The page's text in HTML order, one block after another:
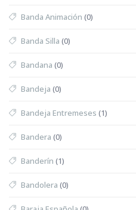
Banda Animación (0)
Banda Silla (0)
Bandana (0)
Bandeja (0)
Bandeja Entremeses (1)
Bandera (0)
Banderín (1)
Bandolera (0)